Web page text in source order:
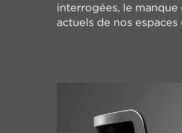
interrogées, le manque
actuels de nos espaces